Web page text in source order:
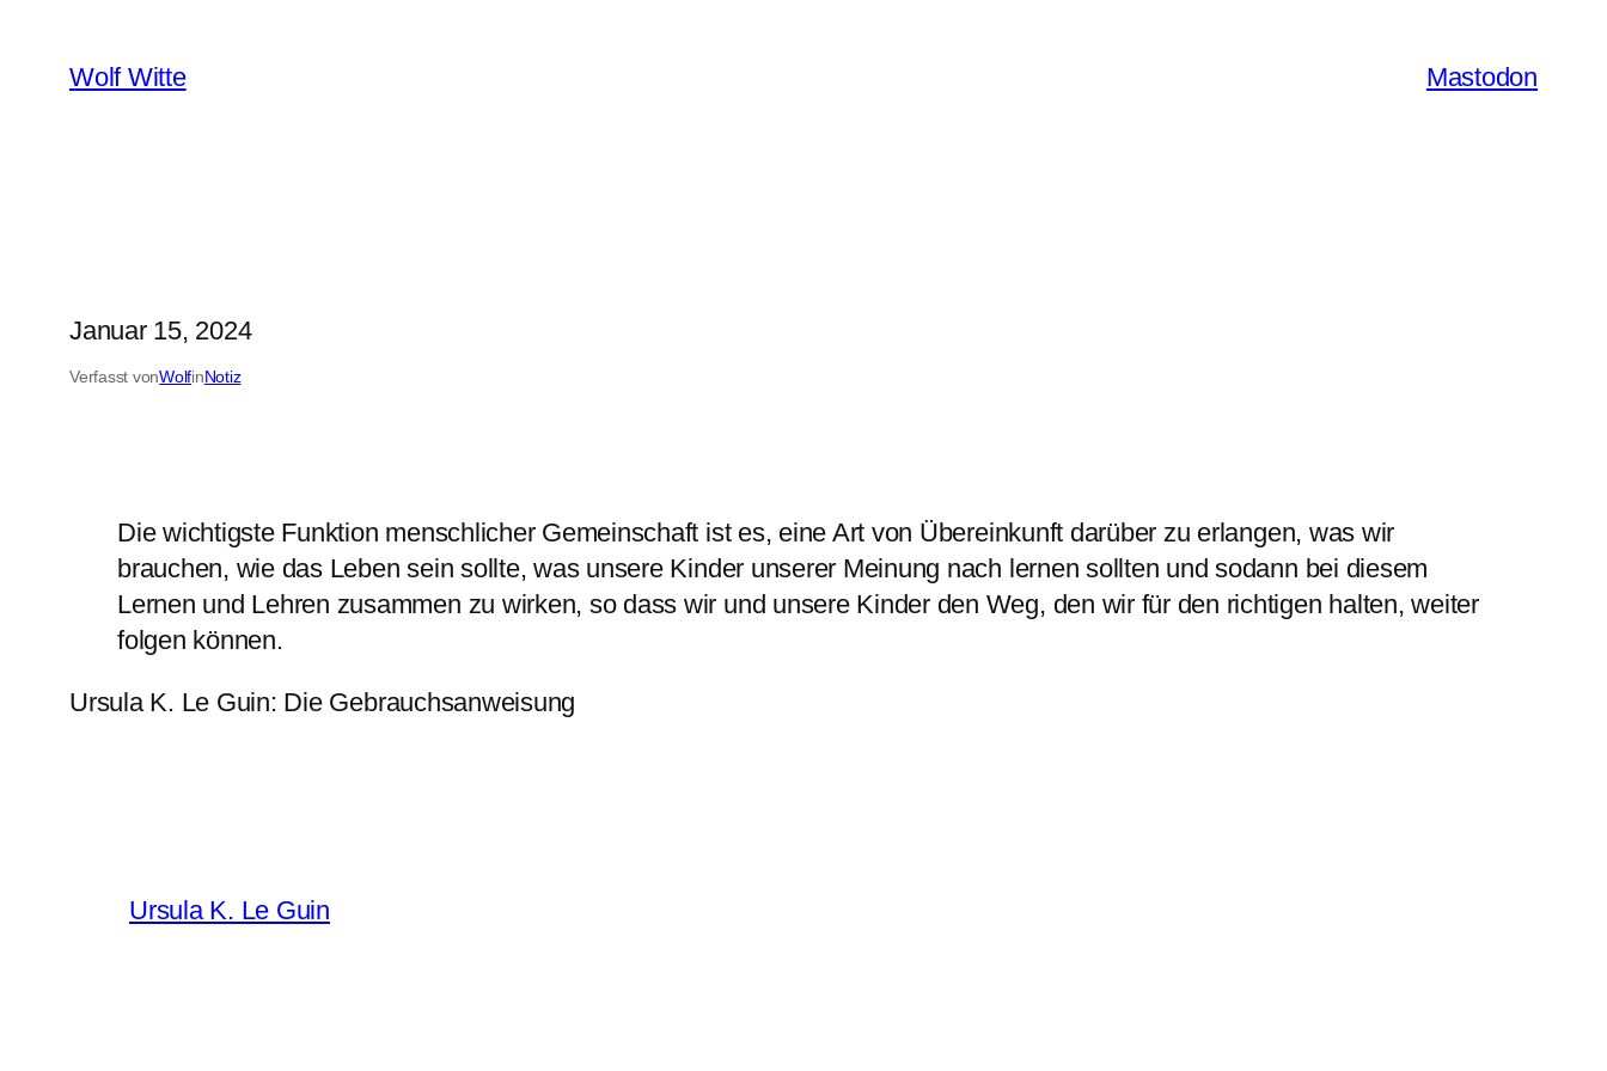
Inhalt
springen
Wolf Witte Mastodon
Januar 15, 2024
Verfasst vonWolfinNotiz
Die wichtigste Funktion menschlicher Gemeinschaft ist es, eine Art von Übereinkunft darüber zu erlangen, was wir
brauchen, wie das Leben sein sollte, was unsere Kinder unserer Meinung nach lernen sollten und sodann bei diesem
Lernen und Lehren zusammen zu wirken, so dass wir und unsere Kinder den Weg, den wir für den richtigen halten, weiter
folgen können.
Ursula K. Le Guin: Die Gebrauchsanweisung
Ursula K. Le Guin